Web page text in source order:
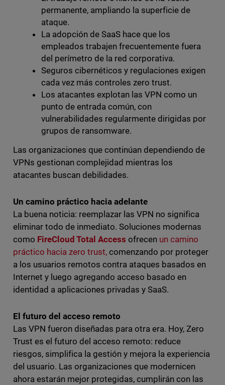
permanente, ampliando la superficie de
ataque.
La adopción de SaaS hace que los
empleados trabajen frecuentemente fuera
del perímetro de la red corporativa.
Seguros cibernéticos y regulaciones exigen
cada vez más controles zero trust.
Los atacantes explotan las VPN como un
punto de entrada común, con
vulnerabilidades regularmente dirigidas por
grupos de ransomware.
Las organizaciones que continúan dependiendo de
VPNs gestionan complejidad mientras los
atacantes buscan debilidades.
Un camino práctico hacia adelante
La buena noticia: reemplazar las VPN no significa
eliminar todo de inmediato. Soluciones modernas
como FireCloud Total Access ofrecen un camino
práctico hacia zero trust,comenzando por proteger
a los usuarios remotos contra ataques basados en
Internet y luego agregando acceso basado en
identidad a aplicaciones privadas y SaaS.
El futuro del acceso remoto
Las VPN fueron diseñadas para otra era. Hoy, Zero
Trust es el futuro del acceso remoto: reduce
riesgos, simplifica la gestión y mejora la experiencia
del usuario. Las organizaciones que modernicen
ahora estarán mejor protegidas, cumplirán con las